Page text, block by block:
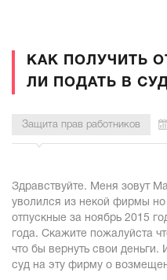
КАК ПОЛУЧИТЬ
ЛИ ПОДАТЬ В
Защита прав работников
Здравствуйте. Меня зовут
уволился из некой фирмы
отпускные за ноябрь 2015
года. Скажите пожалуйста
что бы вернуть свои
суд на эту фирму о